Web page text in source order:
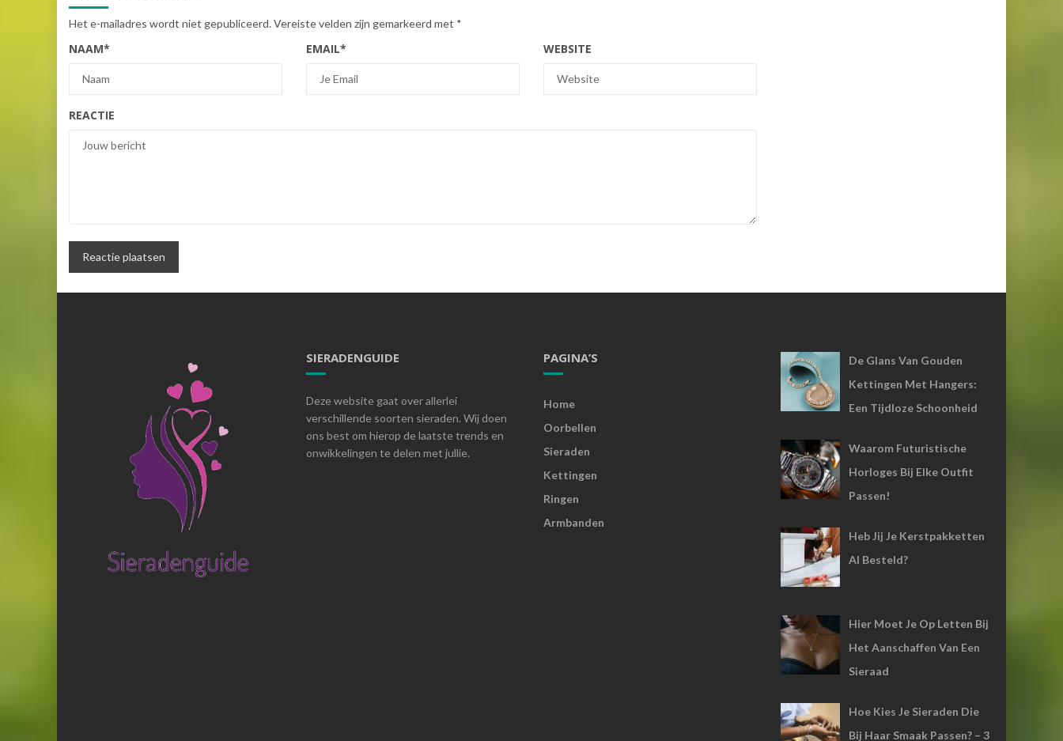
Het e-mailadres wordt niet gepubliceerd.Vereiste velden zijn gemarkeerd met *
NAAM* EMAIL* WEBSITE
REACTIE
SIERADENGUIDE
Deze website gaat over allerlei
verschillende soorten sieraden. Wij doen
ons best om hierop de laatste trends en
onwikkelingen te delen met jullie.
PAGINA’S
Home
Oorbellen
Sieraden
Kettingen
Ringen
Armbanden
De Glans Van Gouden
Kettingen Met Hangers:
Een Tijdloze Schoonheid
Waarom Futuristische
Horloges Bij Elke Outfit
Passen!
Heb Jij Je Kerstpakketten
Al Besteld?
Hier Moet Je Op Letten Bij
Het Aanschaffen Van Een
Sieraad
Hoe Kies Je Sieraden Die
Bij Haar Smaak Passen? – 3